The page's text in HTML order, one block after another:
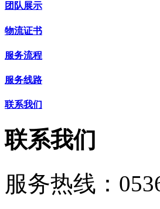
团队展示
物流证书
服务流程
服务线路
联系我们
联系我们
服务热线：